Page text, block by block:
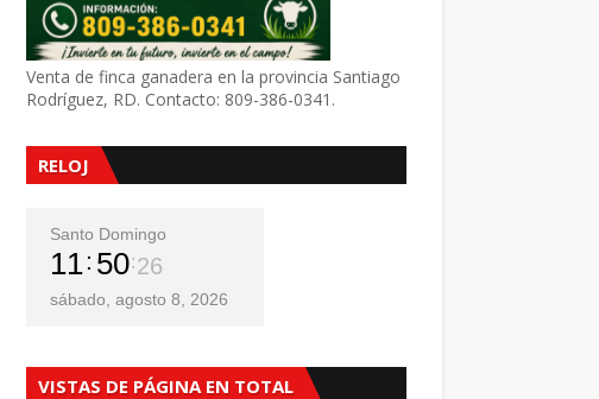
Venta de finca ganadera en la provincia Santiago
Rodríguez, RD. Contacto: 809-386-0341.
RELOJ
Santo Domingo
11 50 27
sábado, agosto 8, 2026
VISTAS DE PÁGINA EN TOTAL